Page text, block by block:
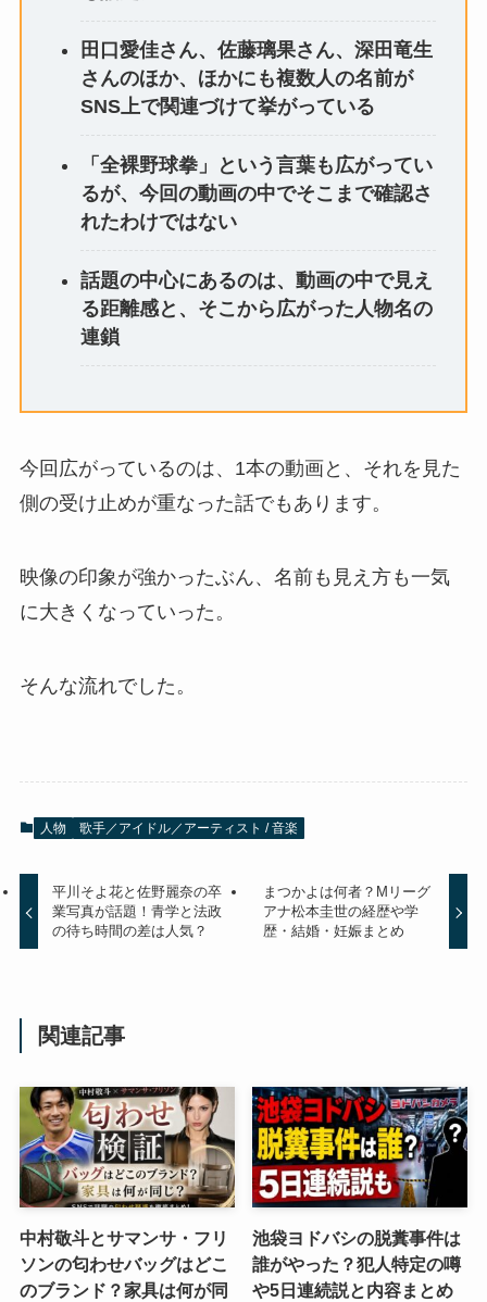
田口愛佳さん、佐藤璃果さん、深田竜生
さんのほか、ほかにも複数人の名前が
SNS上で関連づけて挙がっている
「全裸野球拳」という言葉も広がってい
るが、今回の動画の中でそこまで確認さ
れたわけではない
話題の中心にあるのは、動画の中で見え
る距離感と、そこから広がった人物名の
連鎖
今回広がっているのは、1本の動画と、それを見た
側の受け止めが重なった話でもあります。
映像の印象が強かったぶん、名前も見え方も一気
に大きくなっていった。
そんな流れでした。
人物 歌手／アイドル／アーティスト / 音楽
平川そよ花と佐野麗奈の卒
業写真が話題！青学と法政
の待ち時間の差は人気？
まつかよは何者？Mリーグ
アナ松本圭世の経歴や学
歴・結婚・妊娠まとめ
関連記事
中村敬斗とサマンサ・フリ
ソンの匂わせバッグはどこ
のブランド？家具は何が同
池袋ヨドバシの脱糞事件は
誰がやった？犯人特定の噂
や5日連続説と内容まとめ